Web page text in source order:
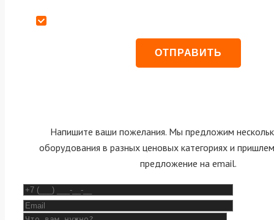
Напишите ваши пожелания. Мы предложим
оборудования в разных ценовых категориях и
предложение на email.